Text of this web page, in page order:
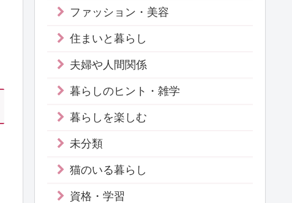
ファッション・美容
住まいと暮らし
夫婦や人間関係
暮らしのヒント・雑学
暮らしを楽しむ
未分類
猫のいる暮らし
資格・学習